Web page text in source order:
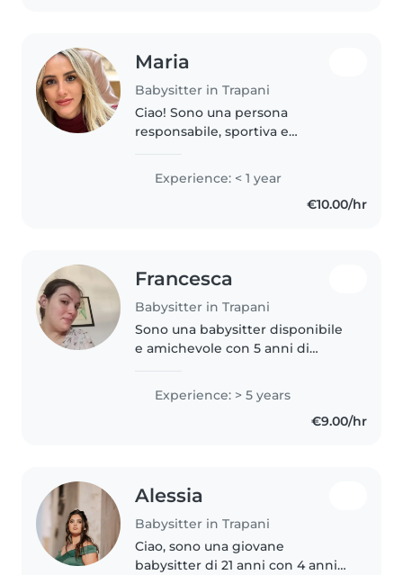
Maria
Babysitter in Trapani
Ciao! Sono una persona
responsabile, sportiva e
Psicologia e specializzanda in
psicoterapia. Ho esperienza con
bambini di diverse età e con
Experience: < 1 year
€10.00/hr
Francesca
Babysitter in Trapani
Sono una babysitter disponibile
e amichevole con 5 anni di
cura di bambini in età prescolare
e scolare. Parlo fluentemente
italiano e un po' di inglese...
Experience: > 5 years
€9.00/hr
Alessia
Babysitter in Trapani
Ciao, sono una giovane
babysitter di 21 anni con 4 anni